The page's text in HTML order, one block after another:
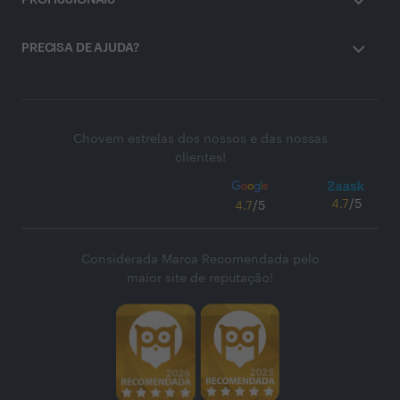
PRECISA DE AJUDA?
Chovem estrelas dos nossos e das nossas
clientes!
4.7/5 4.7/5
Considerada Marca Recomendada pelo
maior site de reputação!